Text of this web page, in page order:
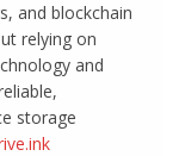
and blockchain
relying on
and
storage